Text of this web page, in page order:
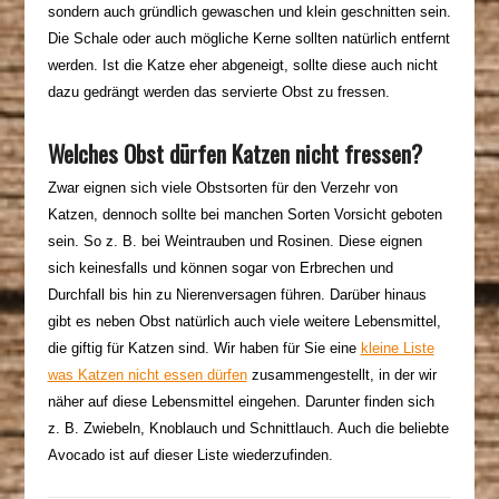
sondern auch gründlich gewaschen und klein geschnitten sein.
Die Schale oder auch mögliche Kerne sollten natürlich entfernt
werden. Ist die Katze eher abgeneigt, sollte diese auch nicht
dazu gedrängt werden das servierte Obst zu fressen.
Welches Obst dürfen Katzen nicht fressen?
Zwar eignen sich viele Obstsorten für den Verzehr von
Katzen, dennoch sollte bei manchen Sorten Vorsichtgeboten
sein. So z. B. bei Weintrauben und Rosinen. Diese eignen
sich keinesfalls und können sogar von Erbrechen und
Durchfall bis hin zu Nierenversagen führen. Darüber hinaus
gibt es neben Obst natürlich auch viele weitere Lebensmittel,
die giftig für Katzen sind. Wir haben für Sie eine kleine Liste
was Katzen nicht essen dürfenzusammengestellt, in der wir
näher auf diese Lebensmittel eingehen. Darunter finden sich
z. B. Zwiebeln, Knoblauch und Schnittlauch. Auch die beliebte
Avocado ist auf dieser Liste wiederzufinden.